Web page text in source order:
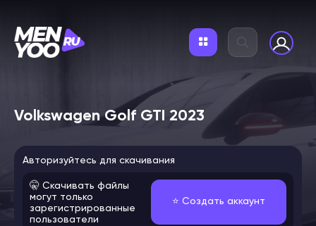
Volkswagen Golf GTI 2023
Авторизуйтесь для скачивания
🤫 Скачивать файлы
могут только
зарегистрированные
пользователи
⭐️ Создать аккаунт